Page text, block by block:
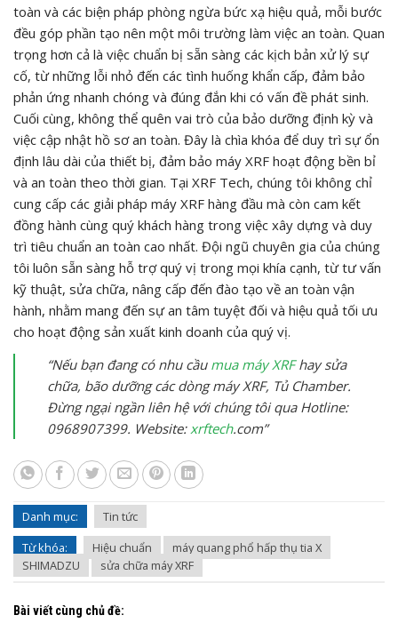
toàn và các biện pháp phòng ngừa bức xạ hiệu quả, mỗi bước
đều góp phần tạo nên một môi trường làm việc an toàn. Quan
trọng hơn cả là việc chuẩn bị sẵn sàng các kịch bản xử lý sự
cố, từ những lỗi nhỏ đến các tình huống khẩn cấp, đảm bảo
phản ứng nhanh chóng và đúng đắn khi có vấn đề phát sinh.
Cuối cùng, không thể quên vai trò của bảo dưỡng định kỳ và
việc cập nhật hồ sơ an toàn. Đây là chìa khóa để duy trì sự ổn
định lâu dài của thiết bị, đảm bảo máy XRF hoạt động bền bỉ
và an toàn theo thời gian. Tại XRF Tech, chúng tôi không chỉ
cung cấp các giải pháp máy XRF hàng đầu mà còn cam kết
đồng hành cùng quý khách hàng trong việc xây dựng và duy
trì tiêu chuẩn an toàn cao nhất. Đội ngũ chuyên gia của chúng
tôi luôn sẵn sàng hỗ trợ quý vị trong mọi khía cạnh, từ tư vấn
kỹ thuật, sửa chữa, nâng cấp đến đào tạo về an toàn vận
hành, nhằm mang đến sự an tâm tuyệt đối và hiệu quả tối ưu
cho hoạt động sản xuất kinh doanh của quý vị.
“Nếu bạn đang có nhu cầu mua máy XRFhay sửa
chữa, bão dưỡng các dòng máy XRF, Tủ Chamber.
Đừng ngại ngần liên hệ với chúng tôi qua Hotline:
0968907399. Website: xrftech.com”
Danh mục:
Tin tức
Từ khóa:
Hiệu chuẩn
máy quang phổ hấp thụ tia X
SHIMADZU
sửa chữa máy XRF
Bài viết cùng chủ đề: